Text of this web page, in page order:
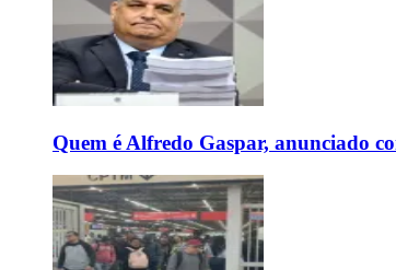
Quem é Alfredo Gaspar, anunciado